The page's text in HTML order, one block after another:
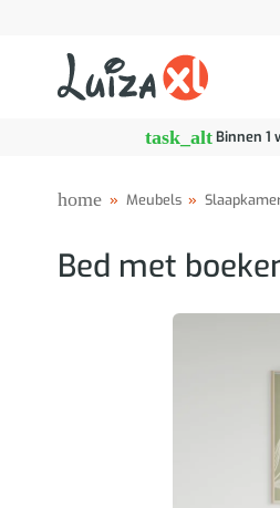
task_altBinnen 1
home » Meubels »
Bed met